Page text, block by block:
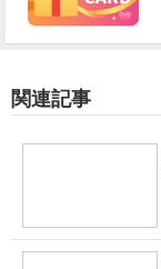
関連記事